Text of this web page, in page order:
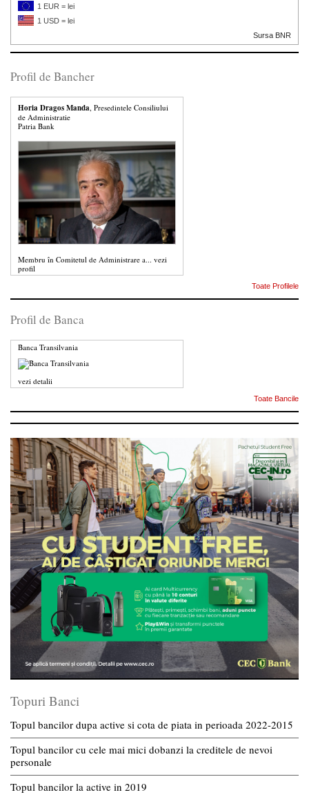
1 EUR = lei
1 USD = lei
Sursa BNR
Profil de Bancher
Horia Dragos Manda , Presedintele Consiliului
de Administratie
Patria Bank
Membru în Comitetul de Administrare a... vezi
profil
Toate Profilele
Profil de Banca
Banca Transilvania
vezi detalii
Toate Bancile
Topuri Banci
Topul bancilor dupa active si cota de piata in perioada 2022-2015
Topul bancilor cu cele mai mici dobanzi la creditele de nevoi
personale
Topul bancilor la active in 2019